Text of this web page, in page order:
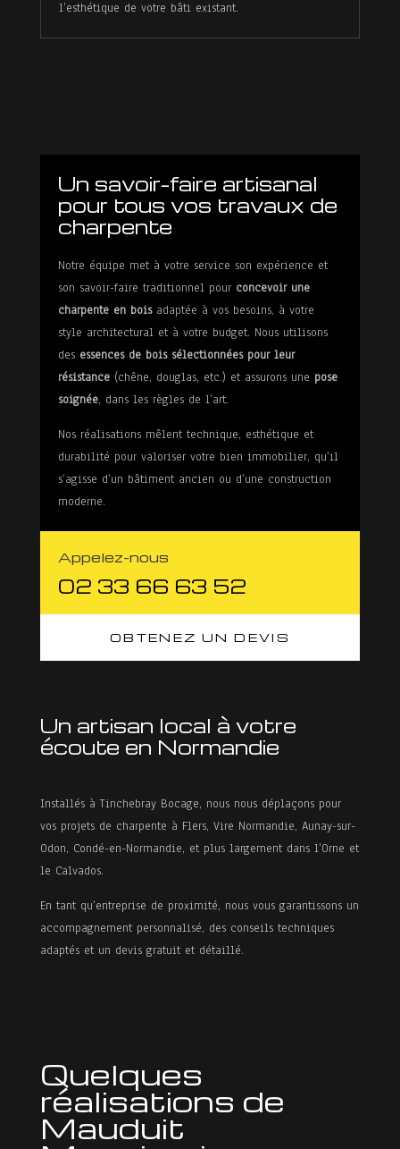
l’esthétique de votre bâti existant.
Un savoir-faire artisanal
pour tous vos travaux de
charpente
Notre équipe met à votre service son expérience et
son savoir-faire traditionnel pour concevoir une
charpente en boisadaptée à vos besoins, à votre
style architectural et à votre budget. Nous utilisons
des essences de bois sélectionnées pour leur
résistance(chêne, douglas, etc.) et assurons une pose
soignée, dans les règles de l’art.
Nos réalisations mêlent technique, esthétique et
durabilité pour valoriser votre bien immobilier, qu’il
s’agisse d’un bâtiment ancien ou d’une construction
moderne.
Appelez-nous
02 33 66 63 52
OBTENEZ UN DEVIS
Un artisan local à votre
écoute en Normandie
Installés à Tinchebray Bocage, nous nous déplaçons pour
vos projets de charpente à Flers, Vire Normandie, Aunay-sur-
Odon, Condé-en-Normandie, et plus largement dans l’Orne et
le Calvados.
En tant qu’entreprise de proximité, nous vous garantissons un
accompagnement personnalisé, des conseils techniques
adaptés et un devis gratuit et détaillé.
Quelques
réalisations de
Mauduit